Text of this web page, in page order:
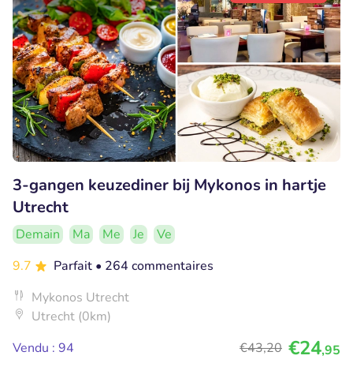
3-gangen keuzediner bij Mykonos in hartje
Utrecht
Demain Ma Me Je
Ve
9.7
Parfait • 264 commentaires
Mykonos Utrecht
Utrecht (0km)
Vendu : 94
€43,20 €24,95